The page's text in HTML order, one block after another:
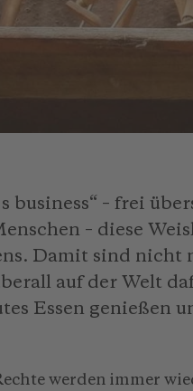
business“ – frei
– diese
Damit sind nicht
auf der Welt
Essen genießen
werden immer